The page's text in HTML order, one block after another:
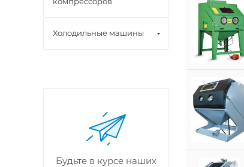
Холодильные машины
Будьте в курсе наших